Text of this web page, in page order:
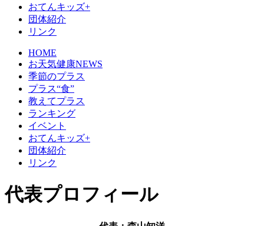
おてんキッズ+
団体紹介
リンク
HOME
お天気健康NEWS
季節のプラス
プラス“食”
教えてプラス
ランキング
イベント
おてんキッズ+
団体紹介
リンク
代表プロフィール